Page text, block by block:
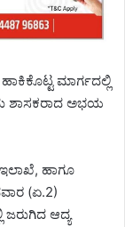
ಮಾರ್ಗದಲ್ಲಿ
ಶಾಸಕರಾದ ಅಭಯ
ಇಲಾಖೆ, ಹಾಗೂ
(ಏ.2)
ಜರುಗಿದ ಆದ್ಯ